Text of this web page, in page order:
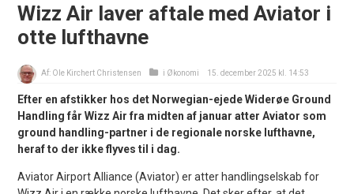
Wizz Air laver aftale med Aviator i
otte lufthavne
Af: Ole Kirchert Christensen i Økonomi 15. december 2025 kl. 14:53
Efter en afstikker hos det Norwegian-ejede Widerøe Ground
Handling får Wizz Air fra midten af januar atter Aviator som
ground handling-partner i de regionale norske lufthavne,
heraf to der ikke flyves til i dag.
Aviator Airport Alliance (Aviator) er atter handlingselskab for